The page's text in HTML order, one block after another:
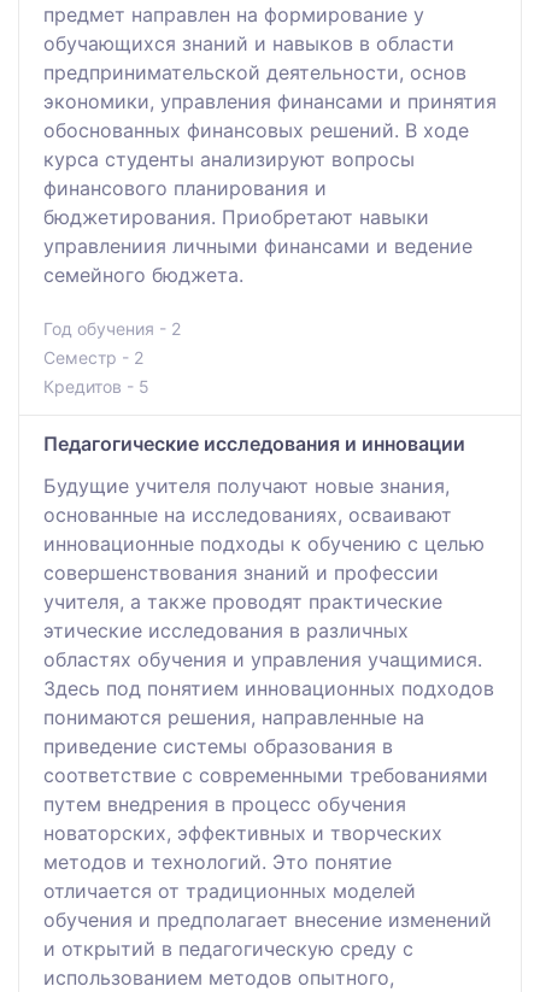
предмет направлен на формирование у
обучающихся знаний и навыков в области
предпринимательской деятельности, основ
экономики, управления финансами и принятия
обоснованных финансовых решений. В ходе
курса студенты анализируют вопросы
финансового планирования и
бюджетирования. Приобретают навыки
управлениия личными финансами и ведение
семейного бюджета.
Год обучения - 2
Семестр - 2
Кредитов - 5
Педагогические исследования и инновации
Будущие учителя получают новые знания,
основанные на исследованиях, осваивают
инновационные подходы к обучению с целью
совершенствования знаний и профессии
учителя, а также проводят практические
этические исследования в различных
областях обучения и управления учащимися.
Здесь под понятием инновационных подходов
понимаются решения, направленные на
приведение системы образования в
соответствие с современными требованиями
путем внедрения в процесс обучения
новаторских, эффективных и творческих
методов и технологий. Это понятие
отличается от традиционных моделей
обучения и предполагает внесение изменений
и открытий в педагогическую среду с
использованием методов опытного,